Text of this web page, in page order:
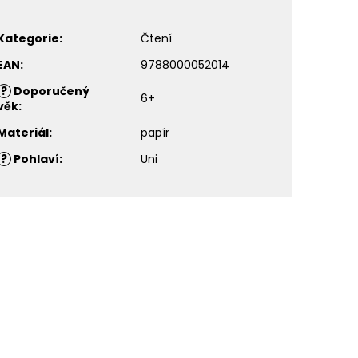
:
Čtení
:
9788000052014
? Doporučený
: 6+
:
papír
? Pohlaví: Uni